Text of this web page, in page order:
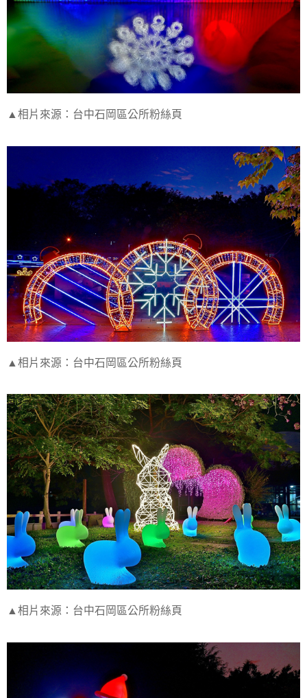
▲相片來源：台中石岡區公所粉絲頁
▲相片來源：台中石岡區公所粉絲頁
▲相片來源：台中石岡區公所粉絲頁